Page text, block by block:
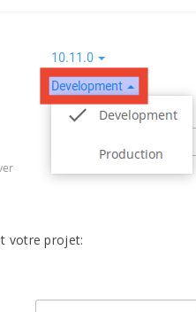
votre projet: